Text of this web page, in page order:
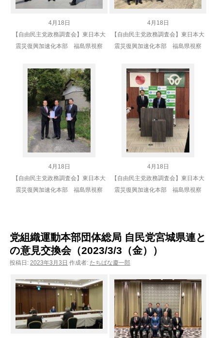
4月18日
【自由民主党政務調査会】東日本大
震災復興加速化本部 福島県視察
4月18日
【自由民主党政務調査会】東日本大
震災復興加速化本部 福島県視察
4月18日
【自由民主党政務調査会】東日本大
震災復興加速化本部 福島県視察
4月18日
【自由民主党政務調査会】東日本大
震災復興加速化本部 福島県視察
党組織運動本部団体総局 自民党宮城県連と
の意見交換会（2023/3/3（金））
投稿日: 2023年3月3日 作成者: たちばな慶一郎